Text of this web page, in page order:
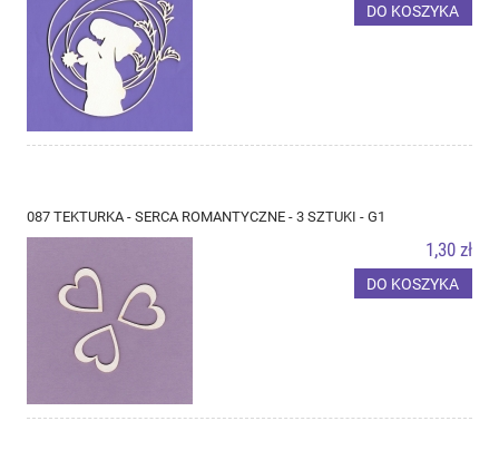
DO KOSZYKA
087 TEKTURKA - SERCA ROMANTYCZNE - 3 SZTUKI - G1
1,30 zł
DO KOSZYKA